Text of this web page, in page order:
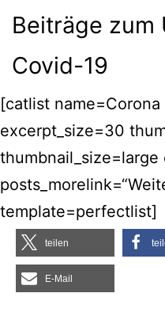
Beiträge zum
Covid-19
[cat­list
excerpt_size=30
template=perfectlist]
tei­len
E‑Mail